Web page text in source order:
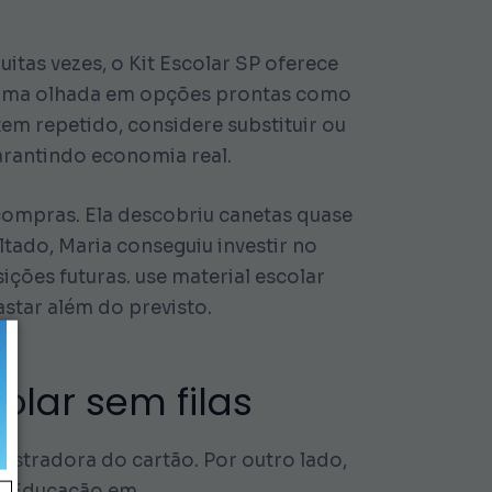
vezes, o Kit Escolar SP oferece
olhada em opções prontas como
repetido, considere substituir ou
economia real.
Ela descobriu canetas quase
Maria conseguiu investir no
futuras. use material escolar
além do previsto.
sem filas
do cartão. Por outro lado,